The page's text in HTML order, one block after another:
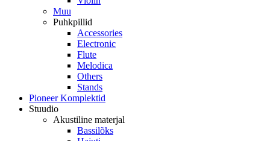
Muu
Puhkpillid
Accessories
Electronic
Flute
Melodica
Others
Stands
Pioneer Komplektid
Stuudio
Akustiline materjal
Bassilõks